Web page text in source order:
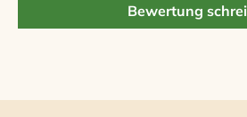
Bewertung